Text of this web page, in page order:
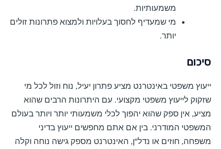
משמעותיות.
מי שמעדיף לחסוך בעלויות ולמצוא פתרונות זולים
יותר.
סיכום
ייעוץ משפטי באינטרנט מציע פתרון יעיל, נוח וזול לכל מי
שזקוק לייעוץ משפטי מקצועי. עם היתרונות הרבים שהוא
מציע, אין ספק שהוא יהפוך לכלי משמעותי יותר ויותר בעולם
המשפטי המודרני. בין אם אתם מחפשים ייעוץ בדיני
משפחה, חוזים או נדל"ן, האינטרנט מספק גישה נוחה וקלה